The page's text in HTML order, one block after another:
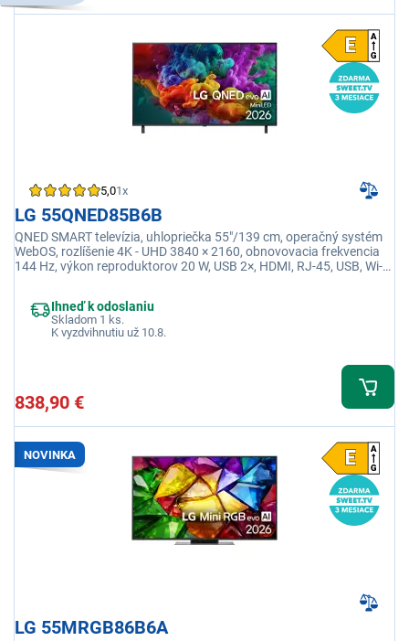
5,01x
LG 55QNED85B6B
QNED SMART televízia, uhlopriečka 55"/139 cm, operačný systém
WebOS, rozlíšenie 4K - UHD 3840 × 2160, obnovovacia frekvencia
144 Hz, výkon reproduktorov 20 W, USB 2×, HDMI, RJ-45, USB, Wi-fi
Ihneď k odoslaniu
Skladom 1 ks.
K vyzdvihnutiu už 10.8.
838,90 €
NOVINKA
LG 55MRGB86B6A